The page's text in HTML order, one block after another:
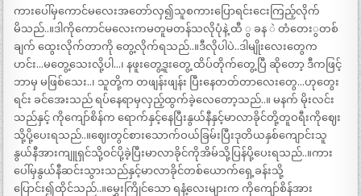
ကားပေါ်မှကောင်မလေးအတော်လှ၍သူစကားပြောရင်းငေးကြည့်လိုက်
မိသည်..။ဒါကိုကောင်မလေးကမတူမတန်သလိုပုံနဲ့ ထီ ွ ခန ဲ တံတေးွတစ်
ချက် ထွေးလိုက်တာကို တွေ့လိုက်ရသည်..။ဒီလိုပါပဲ..ဒါမျိုးလေးတွေက
ဟင်း…မတွေ့သေးလို့ပါ…၊ နဖူးတွေ့ဒူးတွေ့ ထိပ်တိုက်တွေ့ပြီ ဆိုတော့ ဒီကဖြင့်
ဘာမှ မဖြစ်သေး..၊ သူတို့က တဖျန်းဖျန်း ပြီးနေတတ်တာလေးတွေ…ဟုတွေး
ရင်း ခင်အေးသည် ရပ်နေရာမှလှည့်ထွက်ခဲ့လေတော့သည်..။ မနက် မိုးလင်း
သည်နှင့် ကိုကျော်စိန်က ရောက်နှင့်နေပြီးနွယ်နီနှင့်မာလာခိုင်တို့တူဝရီးကိုဈေး
သို့ပို့ပေးရသည်..။ဈေးတွင်စားသောက်ဝယ်ခြမ်းပြီးဒုတိယနှစ်ကျောင်းသူ
နွယ်နီအားကျူရှင်သို့ဝင်ပို့ခဲ့ပြီးမာလာခိုင်ကိုအိမ်သို့ပြန်ပို့ပေးရသည်..။ကား
ပေါ်မှနွယ်နီဆင်းသွားသည်နှင့်မာလာခိုင်တစ်ယောက်ရှေ့ခန်းသို့
ပြောင်း၍ထိုင်သည်..။မွှေးကြိုင်သော ရနံ့လေးများက ကိုကျော်စိန်အား